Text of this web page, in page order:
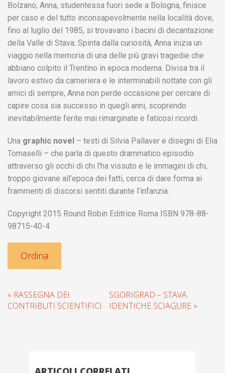
Bolzano, Anna, studentessa fuori sede a Bologna, finisce
per caso e del tutto inconsapevolmente nella località dove,
fino al luglio del 1985, si trovavano i bacini di decantazione
della Valle di Stava. Spinta dalla curiosità, Anna inizia un
viaggio nella memoria di una delle più gravi tragedie che
abbiano colpito il Trentino in epoca moderna. Divisa tra il
lavoro estivo da cameriera e le interminabili nottate con gli
amici di sempre, Anna non perde occasione per cercare di
capire cosa sia successo in quegli anni, scoprendo
inevitabilmente ferite mai rimarginate e faticosi ricordi.
Una graphic novel – testi di Silvia Pallaver e disegni di Elia
Tomaselli – che parla di questo drammatico episodio
attraverso gli occhi di chi l’ha vissuto e le immagini di chi,
troppo giovane all’epoca dei fatti, cerca di dare forma ai
frammenti di discorsi sentiti durante l’infanzia.
Copyright 2015 Round Robin Editrice Roma ISBN 978-88-
98715-40-4
Ordina
« RASSEGNA DEI
CONTRIBUTI SCIENTIFICI
SGORIGRAD – STAVA.
IDENTICHE SCIAGURE »